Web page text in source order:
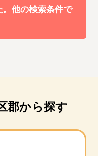
他の検索条件で
郡から探す